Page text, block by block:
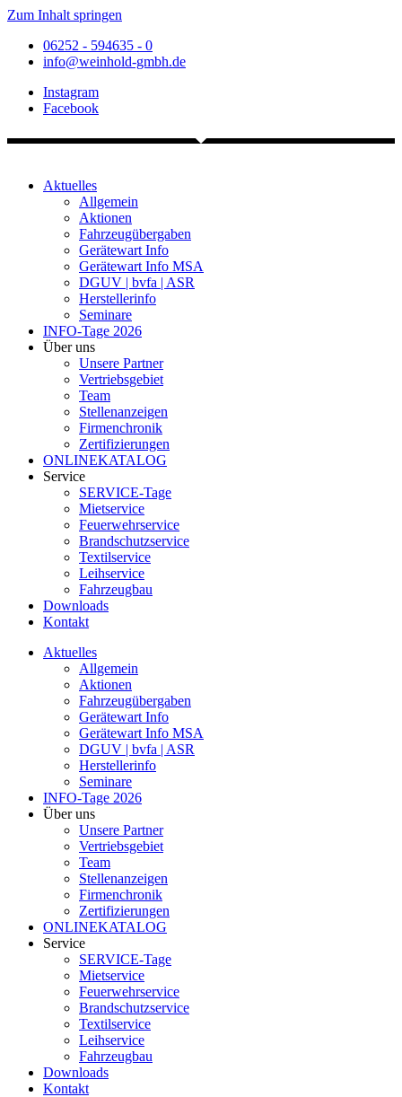
Zum Inhalt springen
06252 - 594635 - 0
info@weinhold-gmbh.de
Instagram
Facebook
Aktuelles
Allgemein
Aktionen
Fahrzeugübergaben
Gerätewart Info
Gerätewart Info MSA
DGUV | bvfa | ASR
Herstellerinfo
Seminare
INFO-Tage 2026
Über uns
Unsere Partner
Vertriebsgebiet
Team
Stellenanzeigen
Firmenchronik
Zertifizierungen
ONLINEKATALOG
Service
SERVICE-Tage
Mietservice
Feuerwehrservice
Brandschutzservice
Textilservice
Leihservice
Fahrzeugbau
Downloads
Kontakt
Aktuelles
Allgemein
Aktionen
Fahrzeugübergaben
Gerätewart Info
Gerätewart Info MSA
DGUV | bvfa | ASR
Herstellerinfo
Seminare
INFO-Tage 2026
Über uns
Unsere Partner
Vertriebsgebiet
Team
Stellenanzeigen
Firmenchronik
Zertifizierungen
ONLINEKATALOG
Service
SERVICE-Tage
Mietservice
Feuerwehrservice
Brandschutzservice
Textilservice
Leihservice
Fahrzeugbau
Downloads
Kontakt